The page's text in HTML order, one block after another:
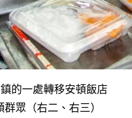
的一處轉移安頓飯店
眾（右二、右三）